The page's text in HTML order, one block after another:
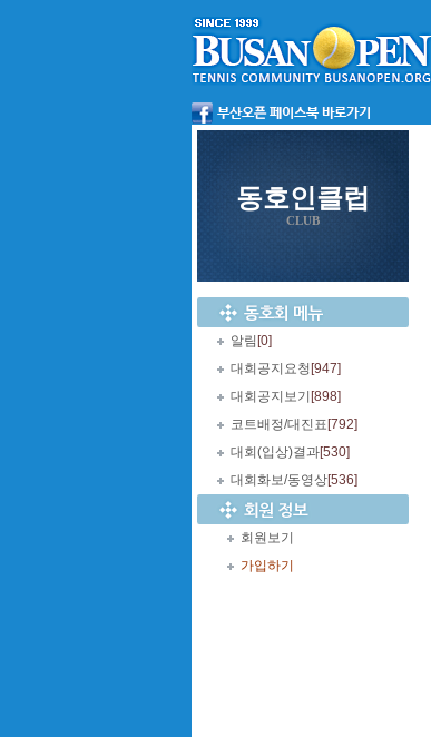
동호인클럽
CLUB
알림 [0]
대회공지요청 [947]
대회공지보기 [898]
코트배정/대진표 [792]
대회(입상)결과[530]
대회화보/동영상[536]
회원보기
가입하기